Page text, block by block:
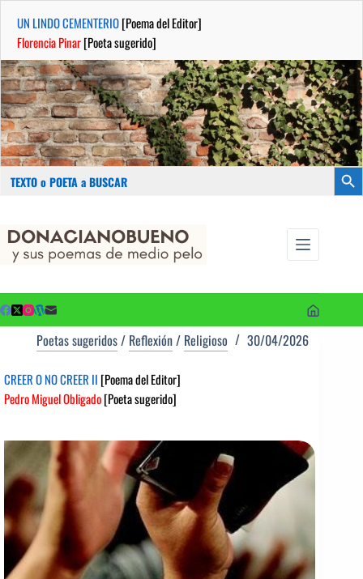
UN LINDO CEMENTERIO[Poema del Editor]
Florencia Pinar[Poeta sugerido]
Buscar:
contenido
Poetas sugeridos/ Reflexión/ Religioso 30/04/2026
CREER O NO CREER II [Poema del Editor]
Pedro Miguel Obligado[Poeta sugerido]